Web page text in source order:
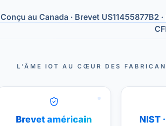
Conçu au Canada · Brevet US11455877B2
L'ÂME IOT AU CŒUR DES
Brevet américain
NIST